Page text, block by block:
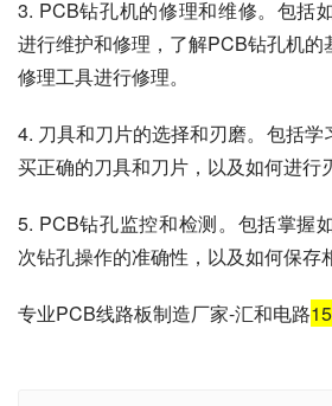
3. PCB钻孔机的修理和维修。包括
进行维护和修理，了解PCB钻孔机的
修理工具进行修理。
4. 刀具和刀片的选择和刃磨。包括学
买正确的刀具和刀片，以及如何进行
5. PCB钻孔监控和检测。包括掌握
次钻孔操作的准确性，以及如何保存
专业PCB线路板制造厂家-汇和电路